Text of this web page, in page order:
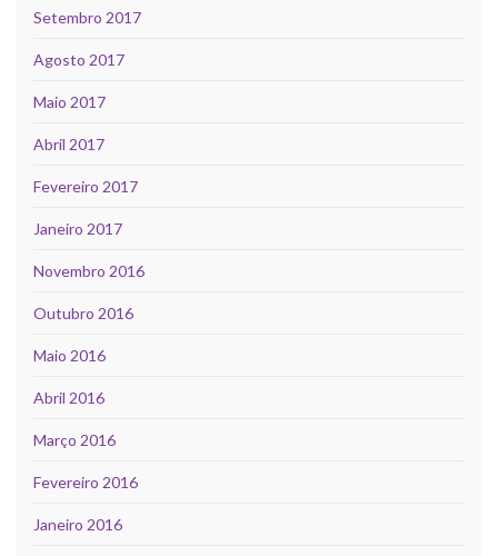
Setembro 2017
Agosto 2017
Maio 2017
Abril 2017
Fevereiro 2017
Janeiro 2017
Novembro 2016
Outubro 2016
Maio 2016
Abril 2016
Março 2016
Fevereiro 2016
Janeiro 2016